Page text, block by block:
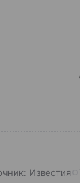
Известия